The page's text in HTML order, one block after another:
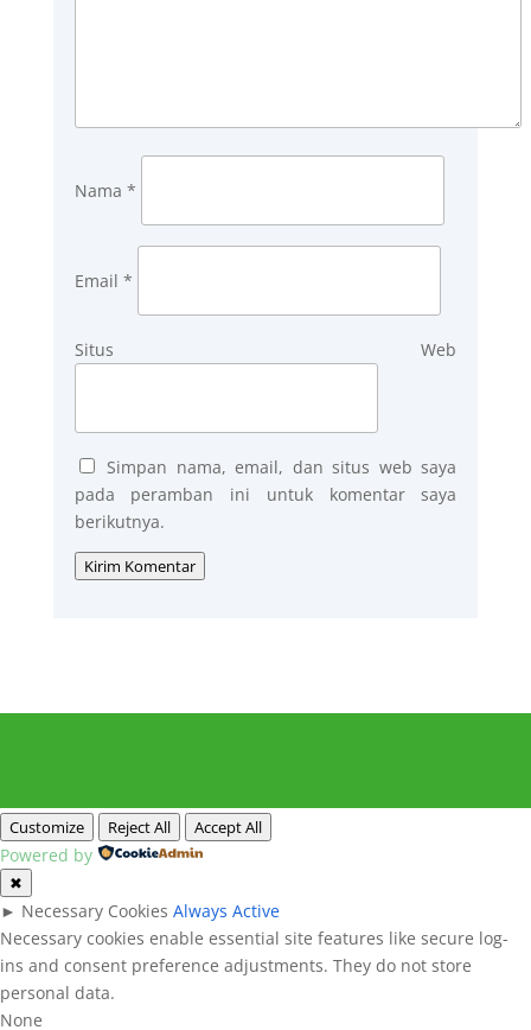
Nama *
Email *
Situs Web
Simpan nama, email, dan situs web saya
pada peramban ini untuk komentar saya
berikutnya.
Kirim Komentar
Customize Reject All Accept All
Powered by
✖
► Necessary Cookies Always Active
Necessary cookies enable essential site features like secure log-
ins and consent preference adjustments. They do not store
personal data.
None